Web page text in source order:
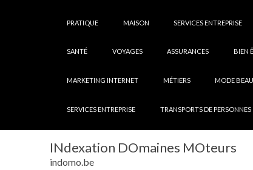
PRATIQUE MAISON SERVICES ENTREPRISE
SANTÉ VOYAGES ASSURANCES BIEN
MARKETING INTERNET MÉTIERS MODE
SERVICES ENTREPRISE TRANSPORTS DE PERSONNES
INdexation DOmaines MOteurs
indomo.be